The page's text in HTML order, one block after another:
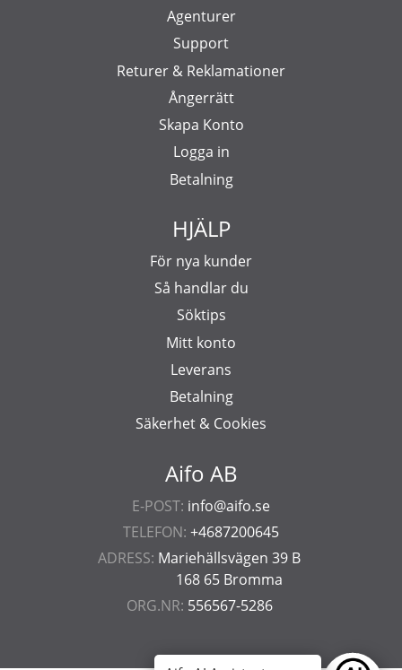
Aifo AB
E-POST: info@aifo.se
TELEFON: +4687200645
ADRESS: Mariehällsvägen 39 B
168 65 Bromma
ORG.NR: 556567-5286
Agenturer
Support
Returer & Reklamationer
Ångerrätt
Skapa Konto
Logga in
Betalning
HJÄLP
För nya kunder
Så handlar du
Söktips
Mitt konto
Leverans
Betalning
Säkerhet & Cookies